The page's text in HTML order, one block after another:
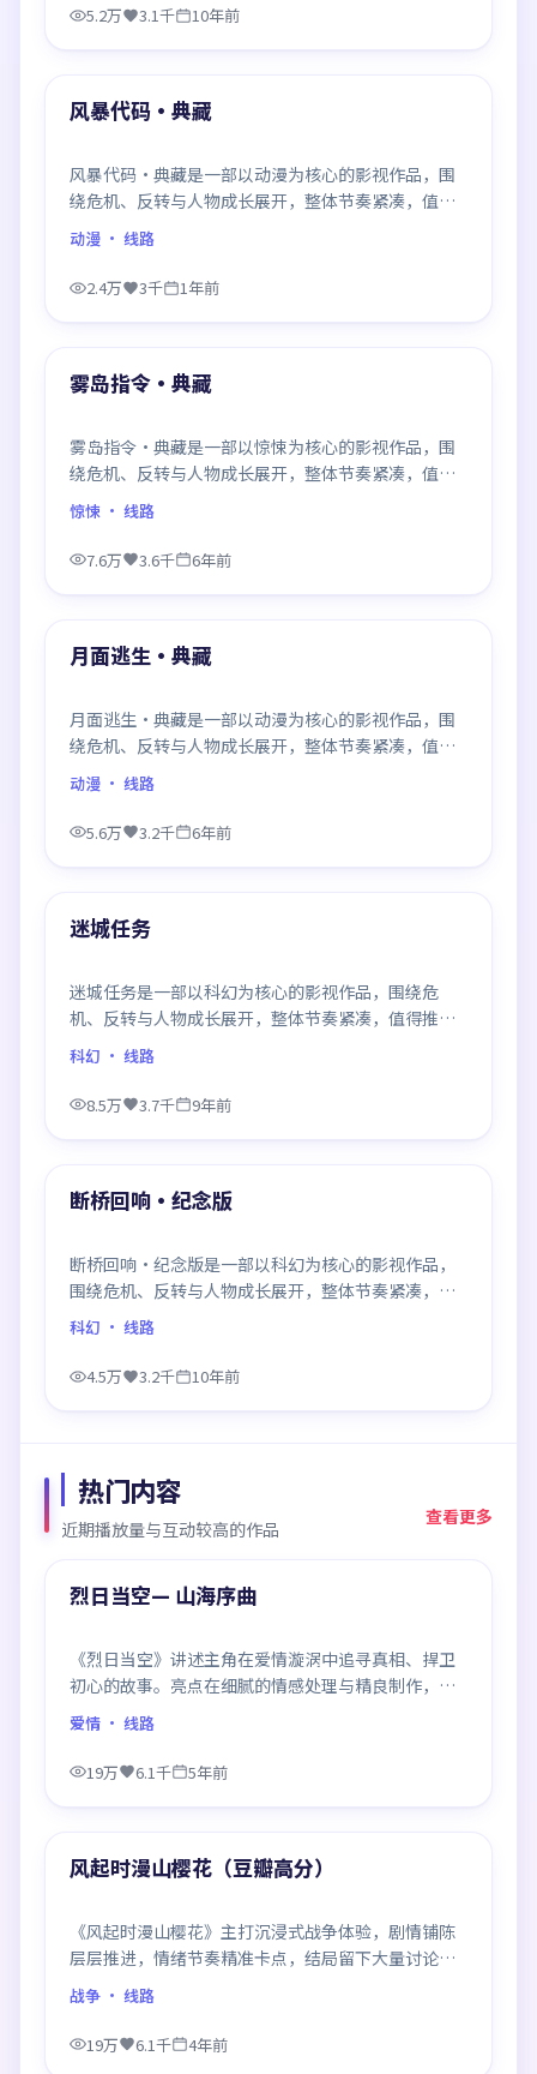
5.2万 3.1千 10年前
最新
风暴代码·典藏
风暴代码·典藏是一部以动漫为核心的影视作品，围
绕危机、反转与人物成长展开，整体节奏紧凑，值得
推荐观看。
动漫 · 线路
2.4万 3千 1年前
最新
雾岛指令·典藏
雾岛指令·典藏是一部以惊悚为核心的影视作品，围
绕危机、反转与人物成长展开，整体节奏紧凑，值得
推荐观看。
惊悚 · 线路
7.6万 3.6千 6年前
最新
月面逃生·典藏
月面逃生·典藏是一部以动漫为核心的影视作品，围
绕危机、反转与人物成长展开，整体节奏紧凑，值得
推荐观看。
动漫 · 线路
5.6万 3.2千 6年前
最新
迷城任务
迷城任务是一部以科幻为核心的影视作品，围绕危
机、反转与人物成长展开，整体节奏紧凑，值得推荐
观看。
科幻 · 线路
8.5万 3.7千 9年前
最新
断桥回响·纪念版
断桥回响·纪念版是一部以科幻为核心的影视作品，
围绕危机、反转与人物成长展开，整体节奏紧凑，值
得推荐观看。
科幻 · 线路
4.5万 3.2千 10年前
热门内容
近期播放量与互动较高的作品
查看更多
热门
97:48
烈日当空— 山海序曲
《烈日当空》讲述主角在爱情漩涡中追寻真相、捍卫
初心的故事。亮点在细腻的情感处理与精良制作，感
情戏与动作戏比例平衡，节奏舒服。
爱情 · 线路
19万 6.1千 5年前
热门
风起时漫山樱花（豆瓣高分）
《风起时漫山樱花》主打沉浸式战争体验，剧情铺陈
层层推进，情绪节奏精准卡点，结局留下大量讨论空
间，适合喜欢慢热好戏的观众。
战争 · 线路
19万 6.1千
4年前